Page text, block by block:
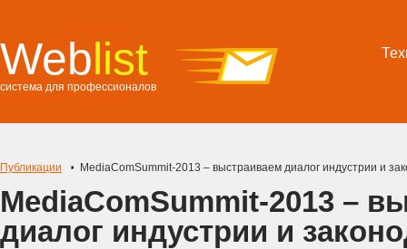
Weblist
система для профессионалов
Публикации MediaComSummit-2013 – выстраиваем диалог индустрии и
MediaComSummit-2013 –
диалог индустрии и